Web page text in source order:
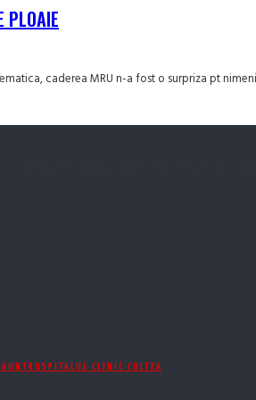
PLOAIE
caderea MRU n-a fost o surpriza pt
SPITALUL CLINIC COLTEA